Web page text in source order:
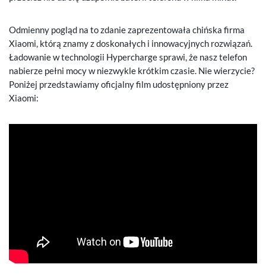
Odmienny pogląd na to zdanie zaprezentowała chińska firma
Xiaomi, którą znamy z doskonałych i innowacyjnych rozwiązań.
Ładowanie w technologii Hypercharge sprawi, że nasz telefon
nabierze pełni mocy w niezwykle krótkim czasie. Nie wierzycie?
Poniżej przedstawiamy oficjalny film udostępniony przez
Xiaomi: